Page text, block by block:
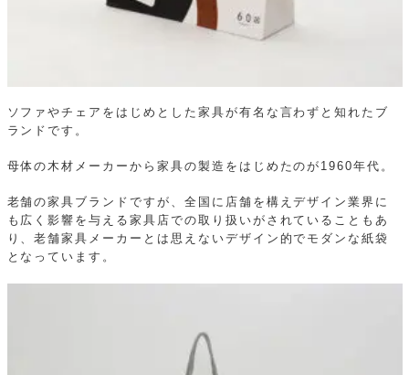
ソファやチェアをはじめとした家具が有名な言わずと知れたブ
ランドです。
母体の木材メーカーから家具の製造をはじめたのが1960年代。
老舗の家具ブランドですが、全国に店舗を構えデザイン業界に
も広く影響を与える家具店での取り扱いがされていることもあ
り、老舗家具メーカーとは思えないデザイン的でモダンな紙袋
となっています。